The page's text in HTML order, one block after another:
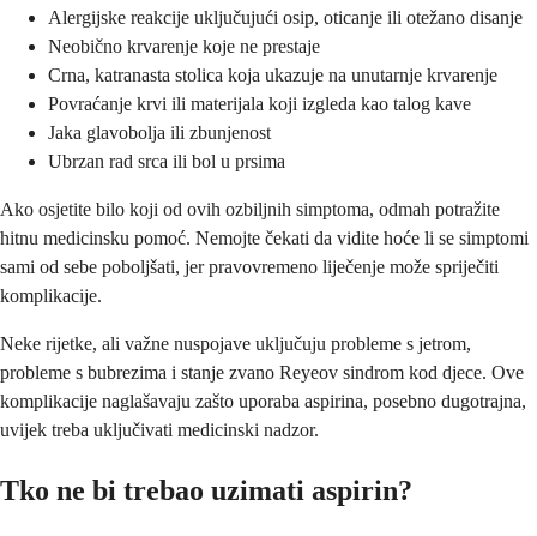
Alergijske reakcije uključujući osip, oticanje ili otežano disanje
Neobično krvarenje koje ne prestaje
Crna, katranasta stolica koja ukazuje na unutarnje krvarenje
Povraćanje krvi ili materijala koji izgleda kao talog kave
Jaka glavobolja ili zbunjenost
Ubrzan rad srca ili bol u prsima
Ako osjetite bilo koji od ovih ozbiljnih simptoma, odmah potražite
hitnu medicinsku pomoć. Nemojte čekati da vidite hoće li se simptomi
sami od sebe poboljšati, jer pravovremeno liječenje može spriječiti
komplikacije.
Neke rijetke, ali važne nuspojave uključuju probleme s jetrom,
probleme s bubrezima i stanje zvano Reyeov sindrom kod djece. Ove
komplikacije naglašavaju zašto uporaba aspirina, posebno dugotrajna,
uvijek treba uključivati medicinski nadzor.
Tko ne bi trebao uzimati aspirin?